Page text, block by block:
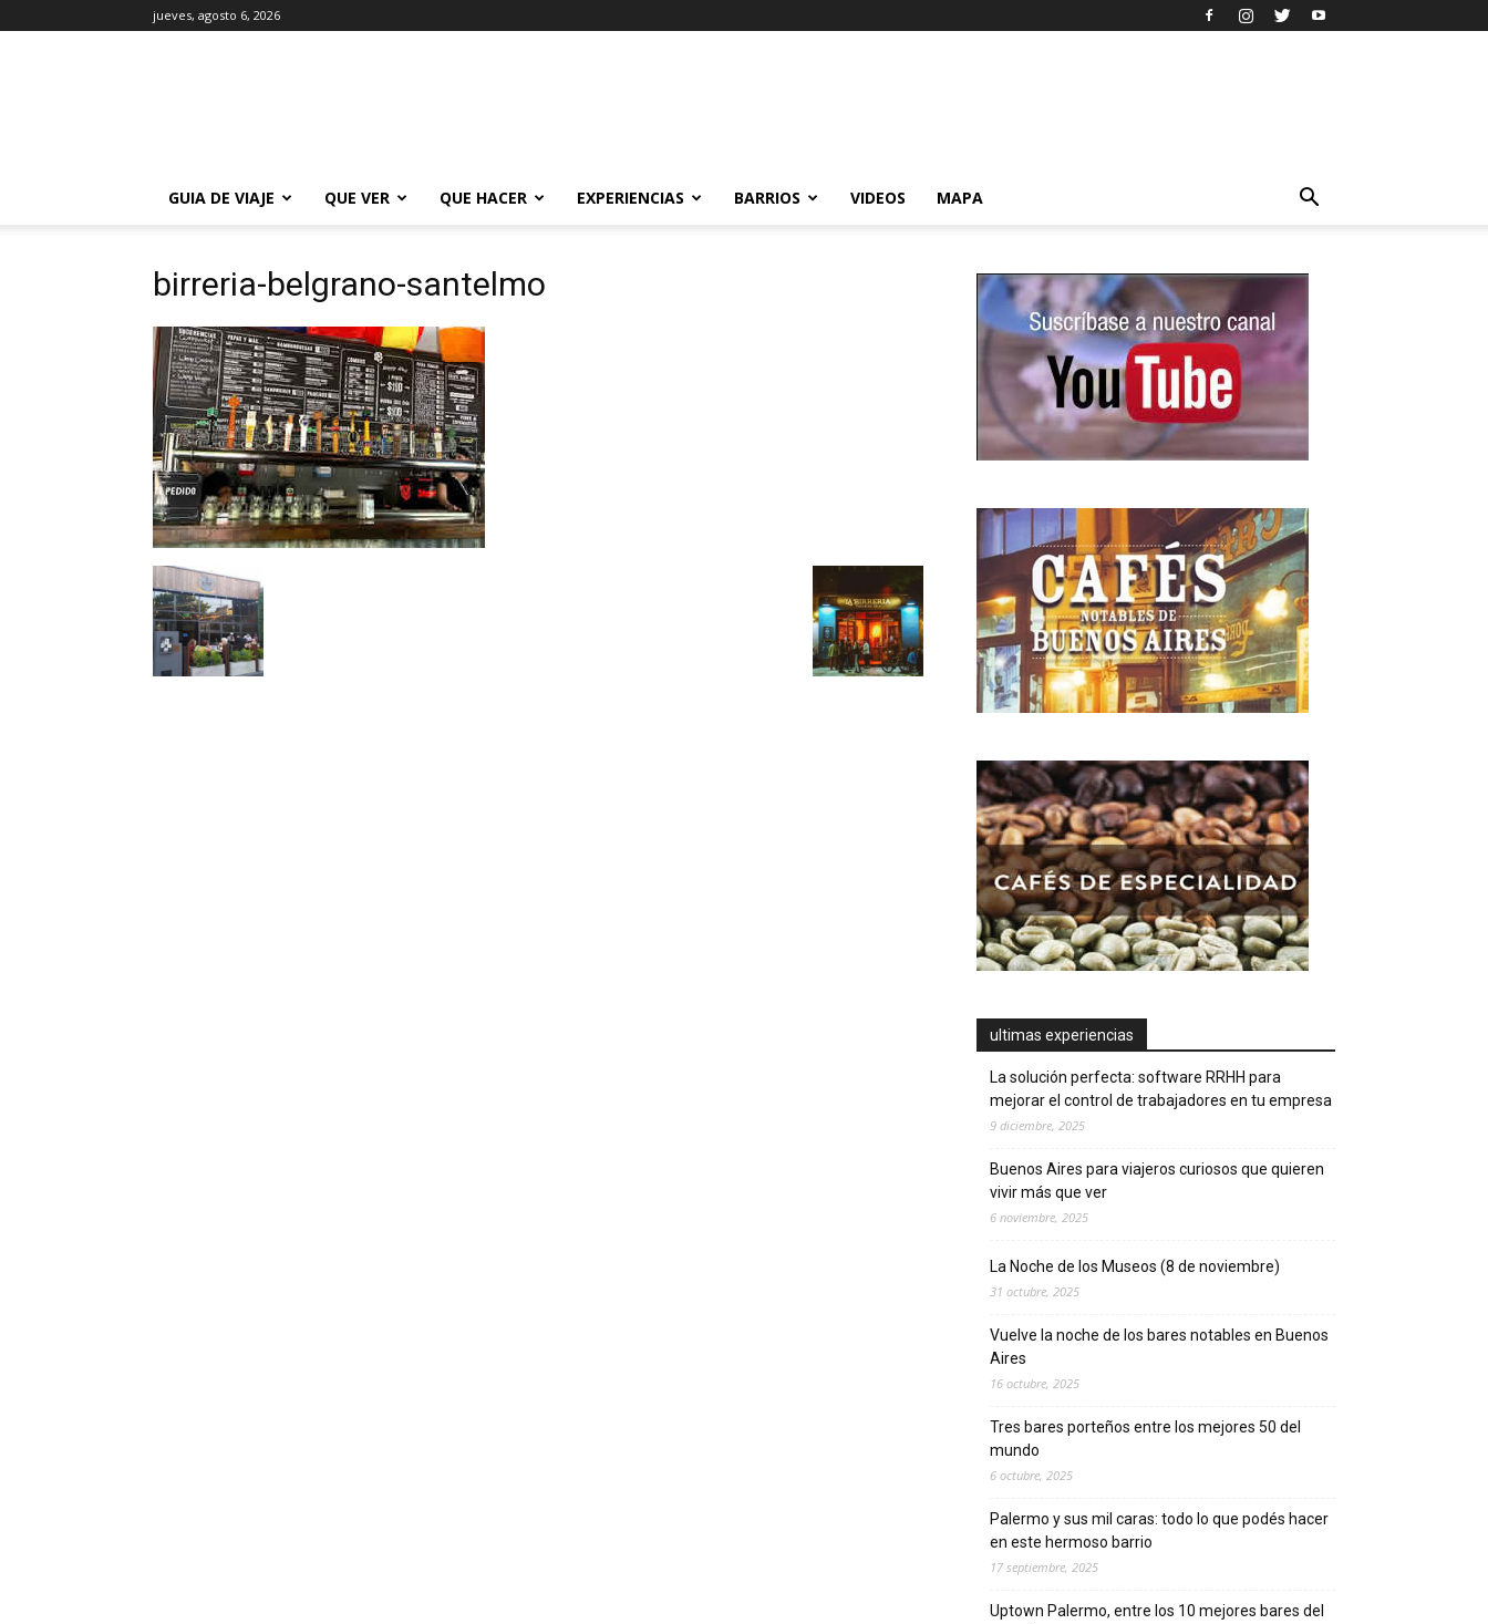
jueves, agosto 6, 2026
GUIA DE VIAJE
QUE VER QUE HACER EXPERIENCIAS BARRIOS VIDEOS MAPA
birreria-belgrano-santelmo
ultimas experiencias
La solución perfecta: software RRHH para
mejorar el control de trabajadores en tu empresa
9 diciembre, 2025
Buenos Aires para viajeros curiosos que quieren
vivir más que ver
6 noviembre, 2025
La Noche de los Museos (8 de noviembre)
31 octubre, 2025
Vuelve la noche de los bares notables en Buenos
Aires
16 octubre, 2025
Tres bares porteños entre los mejores 50 del
mundo
6 octubre, 2025
Palermo y sus mil caras: todo lo que podés hacer
en este hermoso barrio
17 septiembre, 2025
Uptown Palermo, entre los 10 mejores bares del